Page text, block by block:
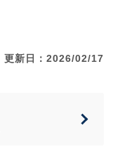
更新日：2026/02/17